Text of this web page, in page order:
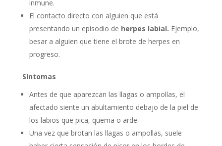
inmune.
El contacto directo con alguien que está
presentando un episodio de herpes labial. Ejemplo,
besar a alguien que tiene el brote de herpes en
progreso.
Síntomas
Antes de que aparezcan las llagas o ampollas, el
afectado siente un abultamiento debajo de la piel de
los labios que pica, quema o arde.
Una vez que brotan las llagas o ampollas, suele